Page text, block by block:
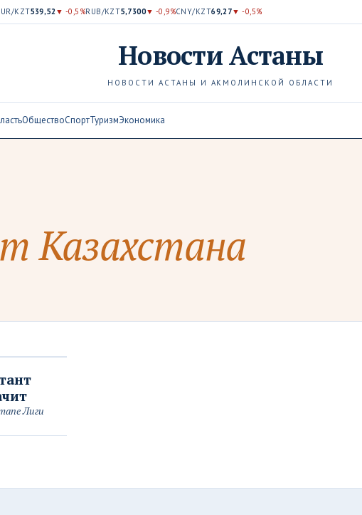
KZT539,52▼ -0,5%RUB/KZT5,7300▼ -0,9%CNY/KZT69,27▼ -0,5%
НовостиАстаны
НОВОСТИ АСТАНЫ И АКМОЛИНСКОЙ ОБЛАСТИ
ОбществоСпортТуризмЭкономика
Казахстана
Лиги